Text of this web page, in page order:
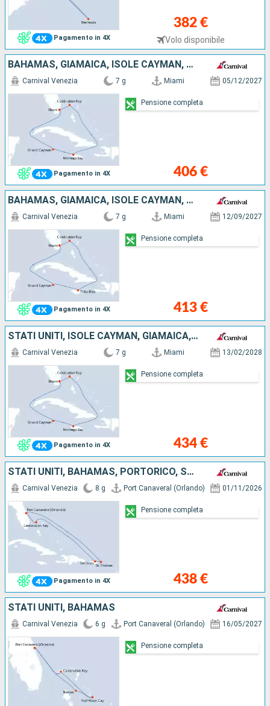
Pagamento in 4X
382 €
Volo disponibile
BAHAMAS, GIAMAICA, ISOLE CAYMAN, STATI UNITI
Pagamento in 4X
Carnival Venezia 7 g Miami 05/12/2027
406 €
Pensione completa
BAHAMAS, GIAMAICA, ISOLE CAYMAN, STATI UNITI
Pagamento in 4X
Carnival Venezia 7 g Miami 12/09/2027
413 €
Pensione completa
STATI UNITI, ISOLE CAYMAN, GIAMAICA, BAHAMAS
Pagamento in 4X
Carnival Venezia 7 g Miami 13/02/2028
434 €
Pensione completa
STATI UNITI, BAHAMAS, PORTORICO, SAINT THOMAS
Pagamento in 4X
Carnival Venezia 8 g Port Canaveral (Orlando) 01/11/2026
438 €
Pensione completa
STATI UNITI, BAHAMAS
Carnival Venezia 6 g Port Canaveral (Orlando) 16/05/2027
Pensione completa